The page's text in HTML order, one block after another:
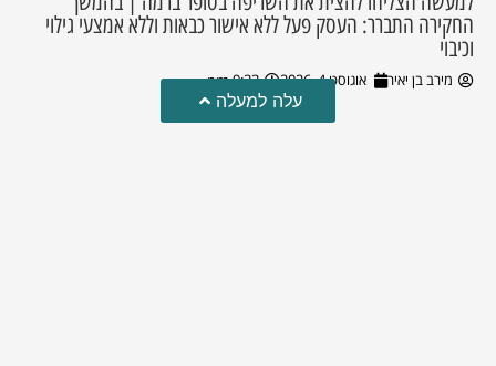
החקירה התברר: העסק פעל ללא אישור כבאות וללא אמצעי גילוי
וכיבוי
מירב בן יאיר אוגוסט 4, 2026 9:33 pm
עלה למעלה